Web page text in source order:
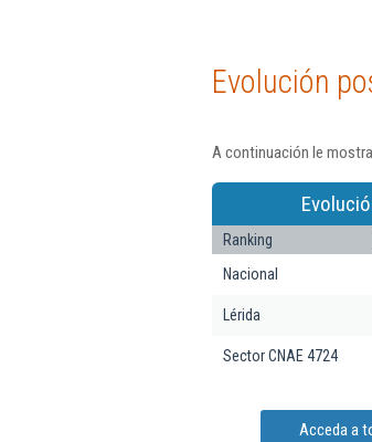
Evolución
A continuación le
Ranking
Nacional
Lérida
Sector CNAE 4724
Acceda a